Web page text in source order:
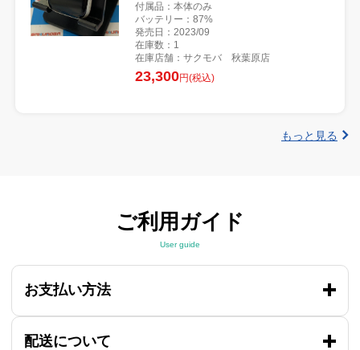
付属品：本体のみ
バッテリー：87%
発売日：2023/09
在庫数：1
在庫店舗：サクモバ 秋葉原店
23,300円(税込)
もっと見る
ご利用ガイド
User guide
お支払い方法
配送について